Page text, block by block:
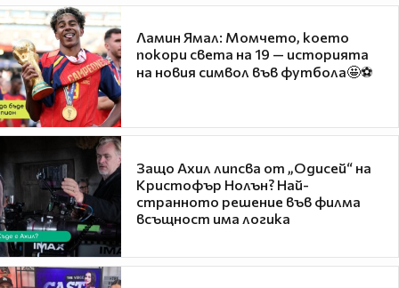
Ламин Ямал: Момчето, което
покори света на 19 — историята
на новия символ във футбола🤩⚽
Защо Ахил липсва от „Одисей“ на
Кристофър Нолън? Най-
странното решение във филма
всъщност има логика